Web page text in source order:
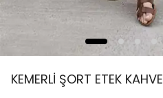
KEMERLİ ŞORT ETEK KAHVE